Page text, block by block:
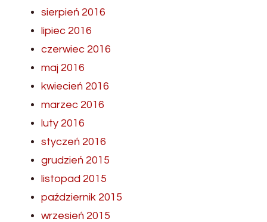
sierpień 2016
lipiec 2016
czerwiec 2016
maj 2016
kwiecień 2016
marzec 2016
luty 2016
styczeń 2016
grudzień 2015
listopad 2015
październik 2015
wrzesień 2015